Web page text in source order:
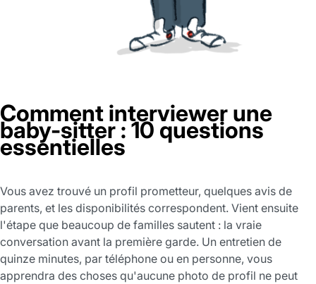
Comment interviewer une
baby-sitter : 10 questions
essentielles
Vous avez trouvé un profil prometteur, quelques avis de
parents, et les disponibilités correspondent. Vient ensuite
l'étape que beaucoup de familles sautent : la vraie
conversation avant la première garde. Un entretien de
quinze minutes, par téléphone ou en personne, vous
apprendra des choses qu'aucune photo de profil ne peut